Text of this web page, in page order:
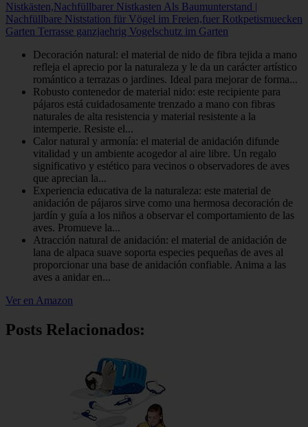
Nistkästen,Nachfüllbarer Nistkasten Als Baumunterstand |
Nachfüllbare Niststation für Vögel im Freien,fuer Rotkpetismuecken
Garten Terrasse ganzjaehrig Vogelschutz im Garten
Decoración natural: el material de nido de fibra tejida a mano
refleja el aprecio por la naturaleza y le da un carácter artístico
romántico a terrazas o jardines. Ideal para mejorar de forma...
Robusto contenedor de material nido: este recipiente para
pájaros está cuidadosamente trenzado a mano con fibras
naturales de alta resistencia y material resistente a la
intemperie. Resiste el...
Calor natural y armonía: el material de anidación difunde
vitalidad y un ambiente acogedor al aire libre. Un regalo
significativo y estético para vecinos o observadores de aves
que aprecian la...
Experiencia educativa de la naturaleza: este material de
anidación de pájaros sirve como una hermosa decoración de
jardín y guía a los niños a observar el comportamiento de las
aves. Promueve la...
Atracción natural de anidación: el material de anidación de
lana de alpaca suave soporta especies pequeñas de aves al
proporcionar una base de anidación confiable. Anima a las
aves a anidar en...
Ver en Amazon
Posts Relacionados: